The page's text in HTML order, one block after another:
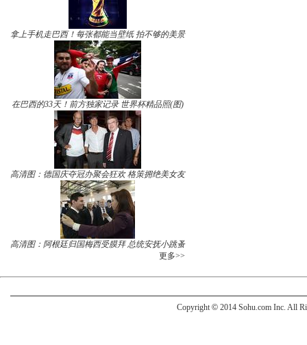
拿上手机走巴西！每张都能当壁纸 拍不够的美景
在巴西的33天！前方独家记录 世界杯精品照(图)
高清图：德国庆夺冠办聚会狂欢 格策拥绝美女友
高清图：阿根廷归国梅西受膜拜 总统安抚小跳蚤
更多>>
Copyright © 2014 Sohu.com Inc. All